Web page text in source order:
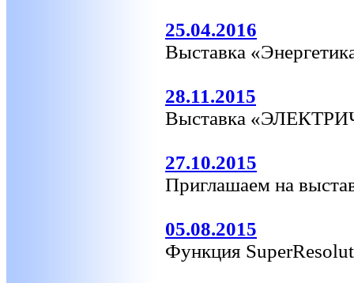
25.04.2016
Выставка
28.11.2015
Выставка
27.10.2015
Приглашаем на
05.08.2015
Функция